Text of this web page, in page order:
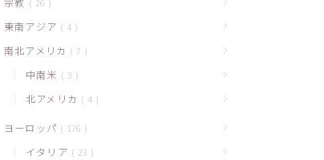
26
東南アジア 4
南北アメリカ 7
中南米 3
北アメリカ 4
ヨーロッパ 176
イタリア 23